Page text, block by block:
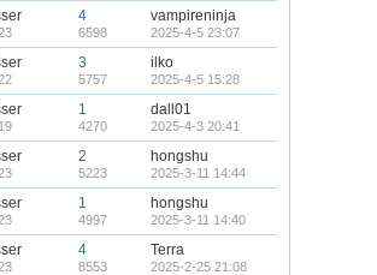
4
6598
vampireninja
2025-4-5 23:07
3
5757
ilko
2025-4-5 15:28
1
4270
dall01
2025-4-3 20:41
2
5223
hongshu
2025-3-11 14:44
1
4997
hongshu
2025-3-11 14:40
4
8553
Terra
2025-2-25 21:08